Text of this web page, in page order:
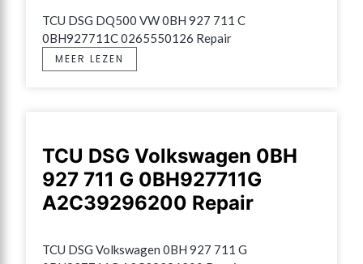
TCU DSG DQ500 VW 0BH 927 711 C
0BH927711C 0265550126 Repair
MEER LEZEN
TCU DSG Volkswagen 0BH
927 711 G 0BH927711G
A2C39296200 Repair
TCU DSG Volkswagen 0BH 927 711 G